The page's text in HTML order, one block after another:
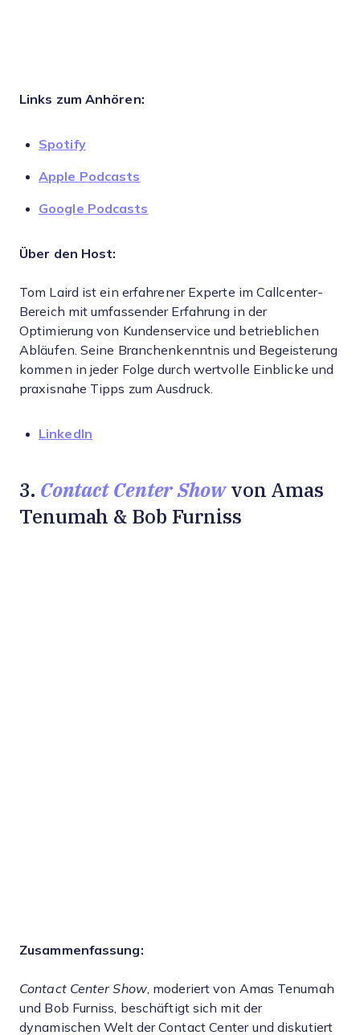
Links zum Anhören:
Spotify
Apple Podcasts
Google Podcasts
Über den Host:
Tom Laird ist ein erfahrener Experte im Callcenter-
Bereich mit umfassender Erfahrung in der
Optimierung von Kundenservice und betrieblichen
Abläufen. Seine Branchenkenntnis und Begeisterung
kommen in jeder Folge durch wertvolle Einblicke und
praxisnahe Tipps zum Ausdruck.
LinkedIn
3. Contact Center Showvon Amas
Tenumah & Bob Furniss
Zusammenfassung:
Contact Center Show, moderiert von Amas Tenumah
und Bob Furniss, beschäftigt sich mit der
dynamischen Welt der Contact Center und diskutiert